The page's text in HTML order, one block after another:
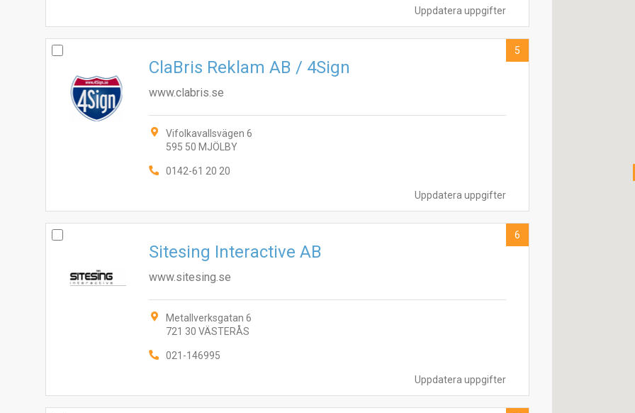
Uppdatera uppgifter
Uppdatera uppgifter
ClaBris Reklam AB / 4Sign
www.clabris.se
Vifolkavallsvägen 6
595 50 MJÖLBY
0142-61 20 20
5
Uppdatera uppgifter
Sitesing Interactive AB
www.sitesing.se
Metallverksgatan 6
721 30 VÄSTERÅS
021-146995
6